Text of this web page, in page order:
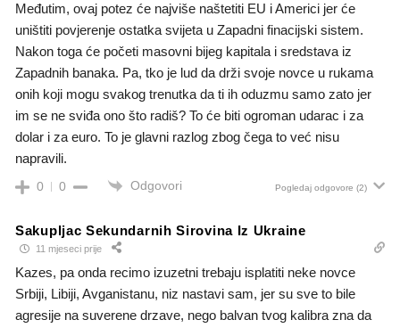
Međutim, ovaj potez će najviše naštetiti EU i Americi jer će
uništiti povjerenje ostatka svijeta u Zapadni finacijski sistem.
Nakon toga će početi masovni bijeg kapitala i sredstava iz
Zapadnih banaka. Pa, tko je lud da drži svoje novce u rukama
onih koji mogu svakog trenutka da ti ih oduzmu samo zato jer
im se ne sviđa ono što radiš? To će biti ogroman udarac i za
dolar i za euro. To je glavni razlog zbog čega to već nisu
napravili.
0 0 Odgovori Pogledaj odgovore (2)
Sakupljac Sekundarnih Sirovina Iz Ukraine
11 mjeseci prije
Kazes, pa onda recimo izuzetni trebaju isplatiti neke novce
Srbiji, Libiji, Avganistanu, niz nastavi sam, jer su sve to bile
agresije na suverene drzave, nego balvan tvog kalibra zna da